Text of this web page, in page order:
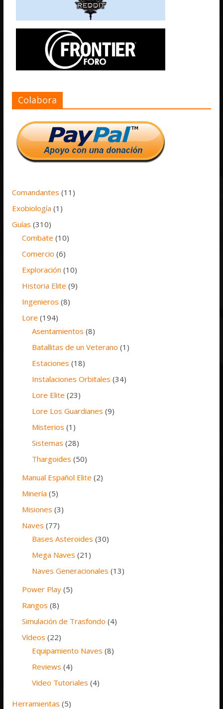
Colabora
Comandantes (11)
Exobiología (1)
Guías (310)
Combate (10)
Comercio (6)
Exploración (10)
Historia Elite (9)
Ingenieros (8)
Lore (194)
Asentamientos (8)
Batallitas de un Veterano (1)
Estaciones (18)
Instalaciones Orbitales (34)
Lore Elite (23)
Lore Los Guardianes (9)
Misterios (1)
Sistemas (28)
Thargoides (50)
Manual Español Elite (2)
Minería (5)
Misiones (3)
Naves (77)
Bases Asteroides (30)
Mega Naves (21)
Naves Generacionales (13)
Power Play (5)
Rangos (8)
Simulación de Trasfondo (4)
Vídeos (22)
Equipamiento Naves (8)
Reviews (4)
Video Tutoriales (4)
Herramientas (5)